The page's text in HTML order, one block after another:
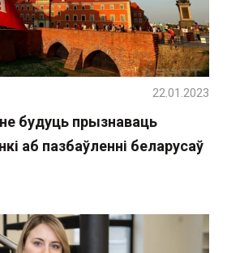
будуць прызнаваць
аб пазбаўленні беларусаў
22.01.2023